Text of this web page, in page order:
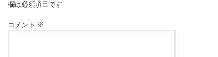
欄は必須項目です
コメント ※